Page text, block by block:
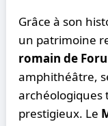
Grâce à son
un patrimoine
romain de
amphithéâtre,
archéologiques
prestigieux. Le